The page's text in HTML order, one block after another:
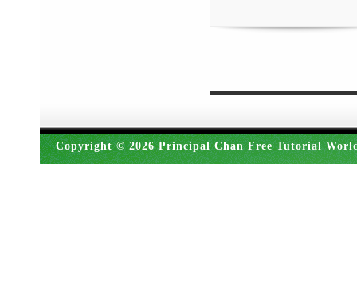
Copyright © 2026 Principal Chan Free Tutorial